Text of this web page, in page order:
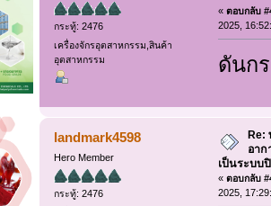
กระทู้: 2476
เครื่องจักรอุตสาหกรรม,สินค้า
อุตสาหกรรม
«ตอบกลับ
2025,
ดันก
landmark4598
Hero Member
กระทู้: 2476
Re:
อา
เป็นระบบ
«ตอบกลับ
2025,